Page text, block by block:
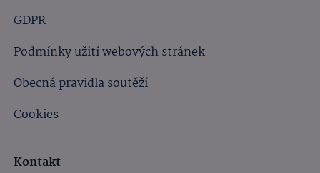
GDPR
Podmínky užití webových stránek
Obecná pravidla soutěží
Cookies
Kontakt